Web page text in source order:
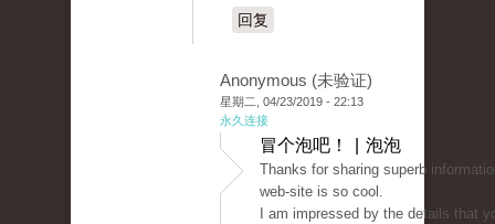
回复
Anonymous (未验证)
星期二, 04/23/2019 - 22:13
永久连接
冒个泡吧！ | 泡泡
Thanks for sharing superb
web-site is so cool.
I am impressed by the details that